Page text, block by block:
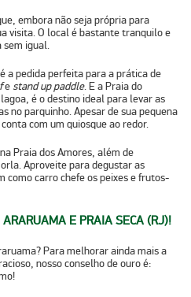
embora não seja própria para
visita. O local é bastante tranquilo e
sem igual.
a pedida perfeita para a prática de
e stand up paddle. E aPraia do
é o destino ideal para levar as
no parquinho. Apesar de sua pequena
com um quiosque ao redor.
Praia dos Amores, além de
Aproveite para degustar as
como carro chefe os peixes e frutos-
E PRAIA SECA (RJ)!
? Para melhorar ainda mais a
nosso conselho de ouro é: